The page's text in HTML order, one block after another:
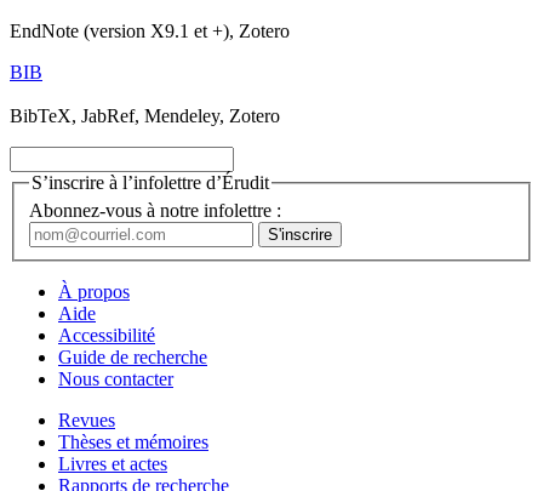
EndNote (version X9.1 et +), Zotero
BIB
BibTeX, JabRef, Mendeley, Zotero
S’inscrire à l’infolettre d’Érudit
Abonnez-vous à notre infolettre :
À propos
Aide
Accessibilité
Guide de recherche
Nous contacter
Revues
Thèses et mémoires
Livres et actes
Rapports de recherche